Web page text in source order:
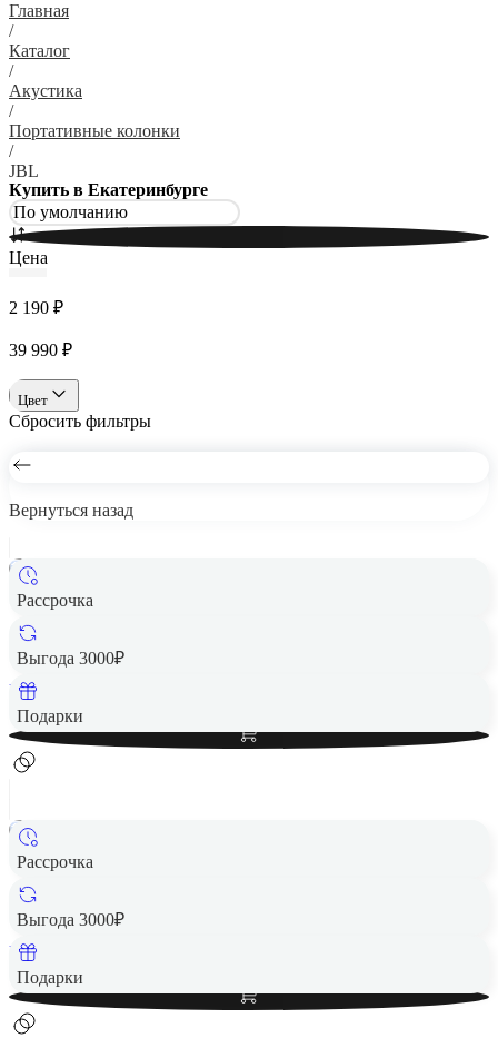
Главная
/
Каталог
/
Акустика
/
Портативные колонки
/
JBL
Купить в Екатеринбурге
Цена
2 190 ₽
39 990 ₽
Цвет
Сбросить фильтры
Вернуться назад
Рассрочка
Выгода 3000₽
Подарки
Беспроводная акустика JBL Clip 4 black/orange
3 490 ₽
Вернем до
Рассрочка
Выгода 3000₽
Подарки
Беспроводная акустика JBL Clip 5 White
3 990 ₽
Вернем до